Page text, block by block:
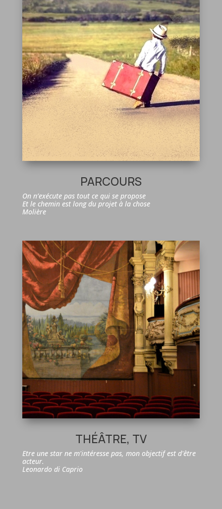
PARCOURS
On n’exécute pas tout ce qui se propose
Et le chemin est long du projet à la chose
Molière
THÉÂTRE, TV
Etre une star ne m'intéresse pas, mon objectif est d'être
acteur.
Leonardo di Caprio